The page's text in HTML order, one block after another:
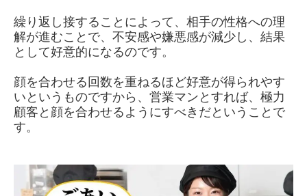
繰り返し接することによって、相手の性格への理
解が進むことで、不安感や嫌悪感が減少し、結果
として好意的になるのです。
顔を合わせる回数を重ねるほど好意が得られやす
いというものですから、営業マンとすれば、極力
顧客と顔を合わせるようにすべきだということで
す。